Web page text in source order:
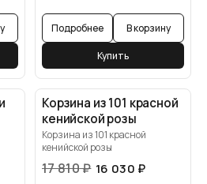
Подробнее В корзину
Купить
Корзина из 101 красной
кенийской розы
Корзина из 101 красной
кенийской розы
17 810₽ 16 030 ₽